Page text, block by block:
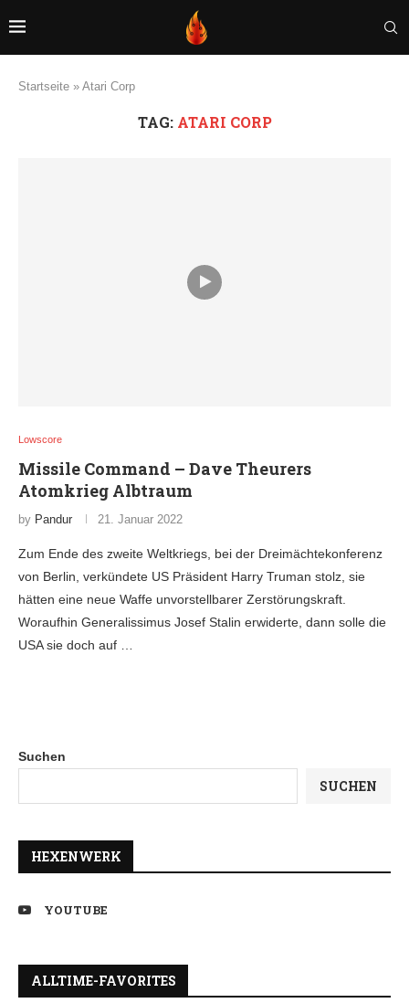
Startseite » Atari Corp
TAG: ATARI CORP
Lowscore
Missile Command – Dave Theurers
Atomkrieg Albtraum
by Pandur 21. Januar 2022
Zum Ende des zweite Weltkriegs, bei der Dreimächtekonferenz
von Berlin, verkündete US Präsident Harry Truman stolz, sie
hätten eine neue Waffe unvorstellbarer Zerstörungskraft.
Woraufhin Generalissimus Josef Stalin erwiderte, dann solle die
USA sie doch auf …
Suchen
SUCHEN
HEXENWERK
YOUTUBE
ALLTIME-FAVORITES